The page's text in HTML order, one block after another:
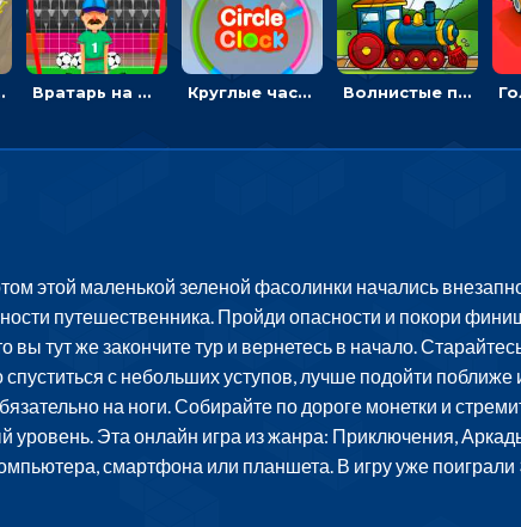
лететь к финишу Вратарь на футбольном поле: тапай, чтобы отбивать мячи в воротах ногами и руками - спортивные Круглые часы: ловить цветную стрелку в одинаковом участке циферблата Волнистые пазлы с транспортом: собирай картинку из частей
этой маленькой зеленой фасолинки начались
путешественника. Пройди опасности и покори
вы тут же закончите тур и вернетесь в начало.
спуститься с небольших уступов, лучше подойти
на ноги. Собирайте по дороге монетки и
Эта онлайн игра из жанра: Приключения,
смартфона или планшета. В игру уже поиграли